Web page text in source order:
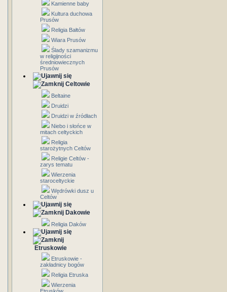
Kamienne baby
Kultura duchowa
Prusów
Religia Bałtów
Wiara Prusów
Ślady szamanizmu
w religijności
średniowiecznych
Prusów
Celtowie
Beltaine
Druidzi
Druidzi w źródłach
Niebo i słońce w
mitach celtyckich
Religia
starożytnych Celtów
Religie Celtów -
zarys tematu
Wierzenia
staroceltyckie
Wędrówki dusz u
Celtów
Dakowie
Religia Daków
Etruskowie
Etruskowie -
zakładnicy bogów
Religia Etruska
Wierzenia